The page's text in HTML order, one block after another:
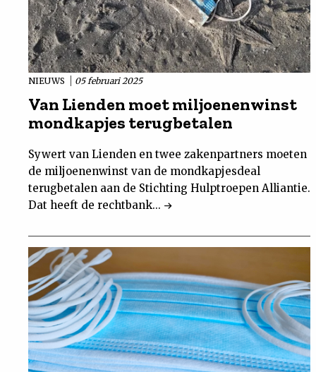
NIEUWS 05 februari 2025
Van Lienden moet miljoenenwinst
mondkapjes terugbetalen
Sywert van Lienden en twee zakenpartners moeten
de miljoenenwinst van de mondkapjesdeal
terugbetalen aan de Stichting Hulptroepen Alliantie.
Dat heeft de rechtbank...